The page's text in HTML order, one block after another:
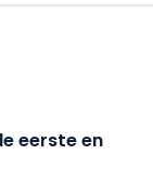
eerste en